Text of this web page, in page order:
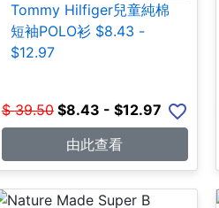
Tommy Hilfiger兒童純棉
短袖POLO衫 $8.43 -
$12.97
$ 39.50 $8.43 - $12.97
由此查看